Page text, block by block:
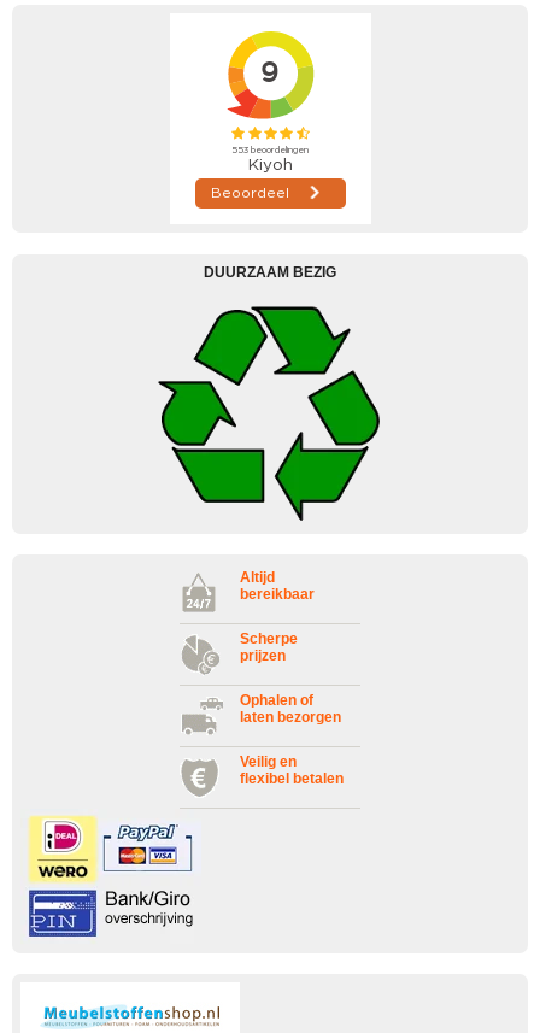
DUURZAAM BEZIG
Altijd
bereikbaar
Scherpe
prijzen
Ophalen of
laten bezorgen
Veilig en
flexibel betalen